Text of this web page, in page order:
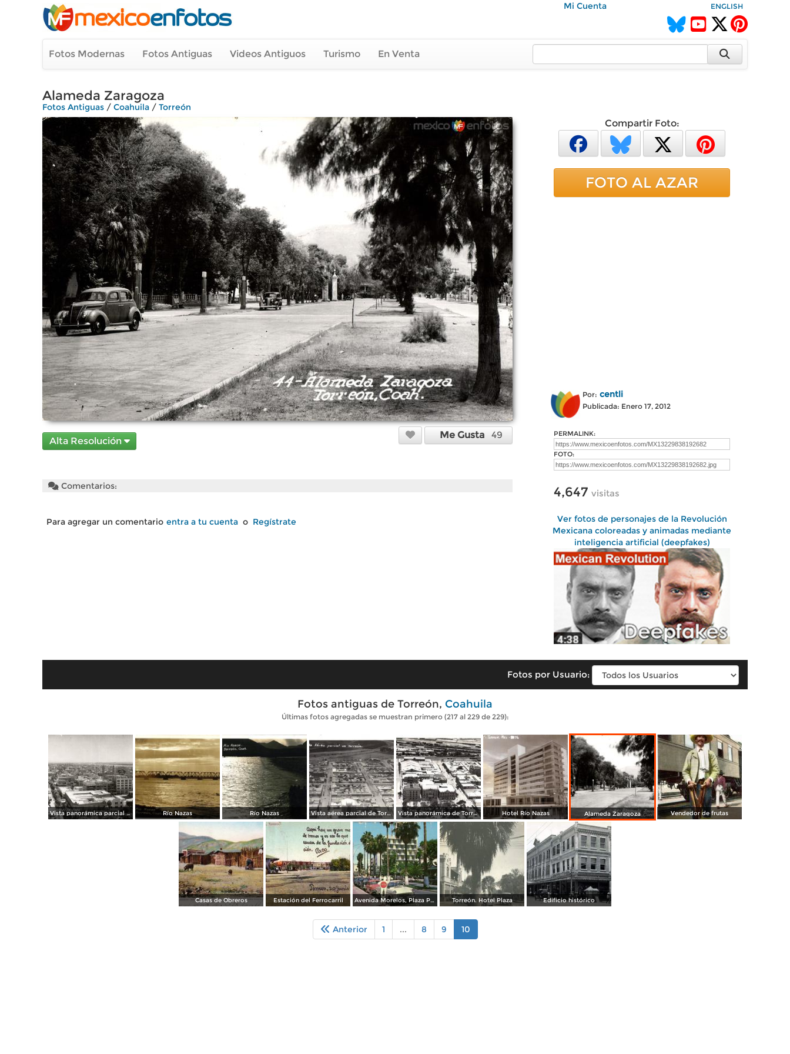
Mi Cuenta ENGLISH
Fotos Modernas Fotos Antiguas Videos Antiguos Turismo En Venta
Alameda Zaragoza
Fotos Antiguas / Coahuila / Torreón
Alta Resolución
Me Gusta 49
Comentarios:
Para agregar un comentario entra a tu cuenta o Regístrate
Compartir Foto:
FOTO AL AZAR
Por: centli
Publicada: Enero 17, 2012
PERMALINK:
FOTO:
4,647 visitas
Ver fotos de personajes de la Revolución
Mexicana coloreadas y animadas mediante
inteligencia artificial (deepfakes)
Fotos por Usuario:
Fotos antiguas de Torreón, Coahuila
Últimas fotos agregadas se muestran primero (217 al 229 de 229):
Vista panorámica parcial de Torreón Río Nazas Río Nazas Vista aérea parcial de Torreón Vista panorámica de Torreón Hotel Río Nazas Alameda Zaragoza Vendedor de frutas
Casas de Obreros Estación del Ferrocarril Avenida Morelos, Plaza Principal Torreón. Hotel Plaza Edificio histórico
Anterior 1 ... 8 9 10